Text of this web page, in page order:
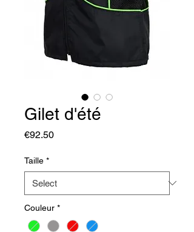
Gilet d'été
€92.50Price
Taille *
Couleur *